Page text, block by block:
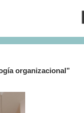
organizacional”